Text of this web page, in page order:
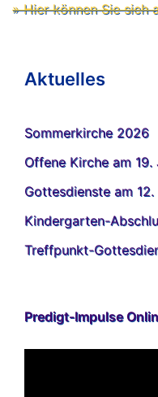
» Hier können Sie sich
Aktuelles
Sommerkirche 2026
Offene Kirche am 19.
Gottesdienste am 12.
Kindergarten-
Treffpunkt-
Predigt-Impulse